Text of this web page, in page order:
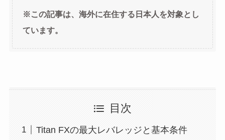
※この記事は、海外に在住する日本人を対象とし
ています。
目次
Titan FXの最大レバレッジと基本条件